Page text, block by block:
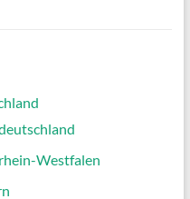
Westfalen